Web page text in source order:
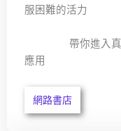
服困難的活力
帶你進入真實
應用
網路書店